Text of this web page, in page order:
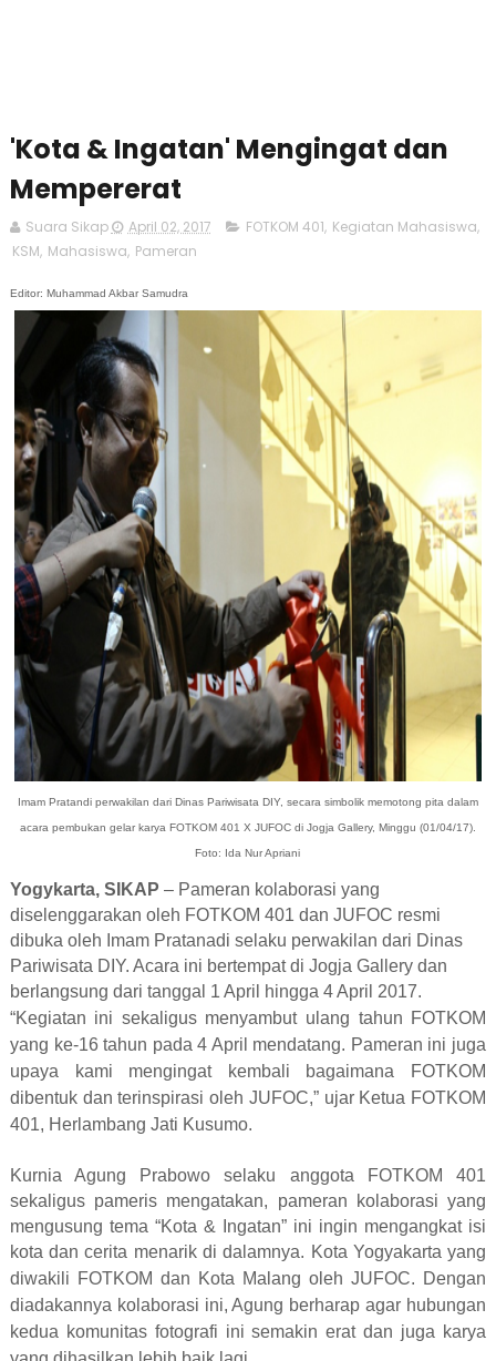
'Kota & Ingatan' Mengingat dan
Mempererat
Suara Sikap April 02, 2017 FOTKOM 401, Kegiatan Mahasiswa,
KSM, Mahasiswa, Pameran
Editor: Muhammad Akbar Samudra
Imam Pratandi perwakilan dari Dinas Pariwisata DIY, secara simbolik memotong pita dalam
acara pembukan gelar karya FOTKOM 401 X JUFOC di Jogja Gallery, Minggu (01/04/17).
Foto: Ida Nur Apriani
Yogykarta, SIKAP – Pameran kolaborasi yang
diselenggarakan oleh FOTKOM 401 dan JUFOC resmi
dibuka oleh Imam Pratanadi selaku perwakilan dari Dinas
Pariwisata DIY. Acara ini bertempat di Jogja Gallery dan
berlangsung dari tanggal 1 April hingga 4 April 2017.
“Kegiatan ini sekaligus menyambut ulang tahun FOTKOM
yang ke-16 tahun pada 4 April mendatang. Pameran ini juga
upaya kami mengingat kembali bagaimana FOTKOM
dibentuk dan terinspirasi oleh JUFOC,” ujar Ketua FOTKOM
401, Herlambang Jati Kusumo.
Kurnia Agung Prabowo selaku anggota FOTKOM 401
sekaligus pameris mengatakan, pameran kolaborasi yang
mengusung tema “Kota & Ingatan” ini ingin mengangkat isi
kota dan cerita menarik di dalamnya. Kota Yogyakarta yang
diwakili FOTKOM dan Kota Malang oleh JUFOC. Dengan
diadakannya kolaborasi ini, Agung berharap agar hubungan
kedua komunitas fotografi ini semakin erat dan juga karya